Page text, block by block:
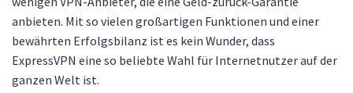
anbieten. Mit so vielen großartigen Funktionen und einer
bewährten Erfolgsbilanz ist es kein Wunder, dass
ExpressVPN eine so beliebte Wahl für Internetnutzer auf der
ganzen Welt ist.